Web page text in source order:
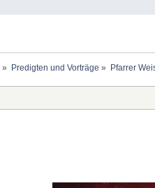
» Predigten und Vorträge » Pfarrer